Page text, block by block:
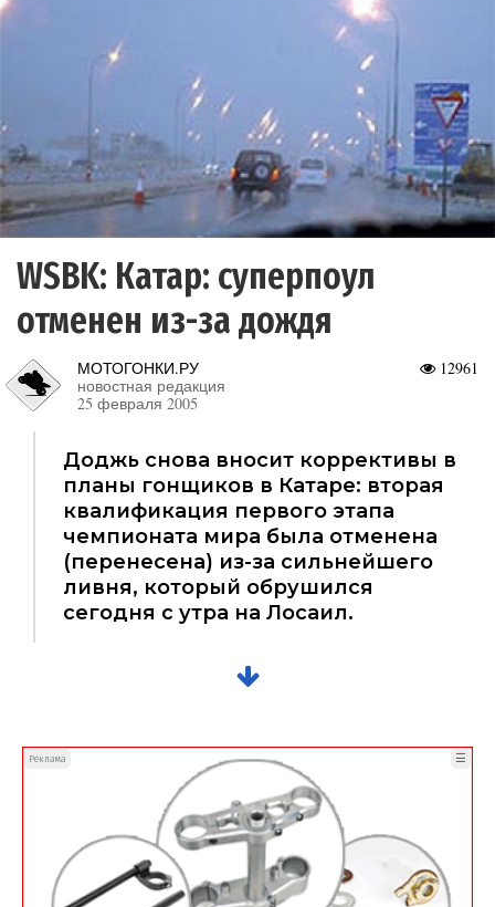
WSBK: Катар: суперпоул
отменен из-за дождя
12961
МОТОГОНКИ.РУ
новостная редакция
25 февраля 2005
Доджь снова вносит коррективы в
планы гонщиков в Катаре: вторая
квалификация первого этапа
чемпионата мира была отменена
(перенесена) из-за сильнейшего
ливня, который обрушился
сегодня с утра на Лосаил.
Реклама ☰